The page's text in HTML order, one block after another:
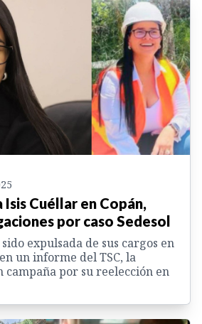
Cuéllar en Copán,
por caso Sedesol
expulsada de sus cargos en
un informe del TSC, la
campaña por su reelección en